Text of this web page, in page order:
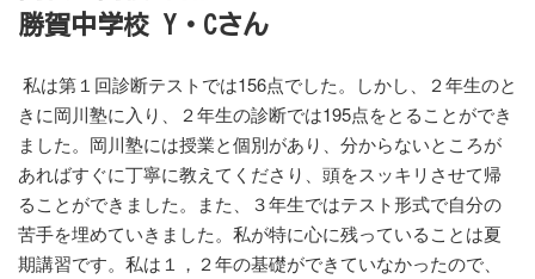
勝賀中学校 Y・Cさん
私は第１回診断テストでは156点でした。しかし、２年生のと
きに岡川塾に入り、２年生の診断では195点をとることができ
ました。岡川塾には授業と個別があり、分からないところが
あればすぐに丁寧に教えてくださり、頭をスッキリさせて帰
ることができました。また、３年生ではテスト形式で自分の
苦手を埋めていきました。私が特に心に残っていることは夏
期講習です。私は１，２年の基礎ができていなかったので、